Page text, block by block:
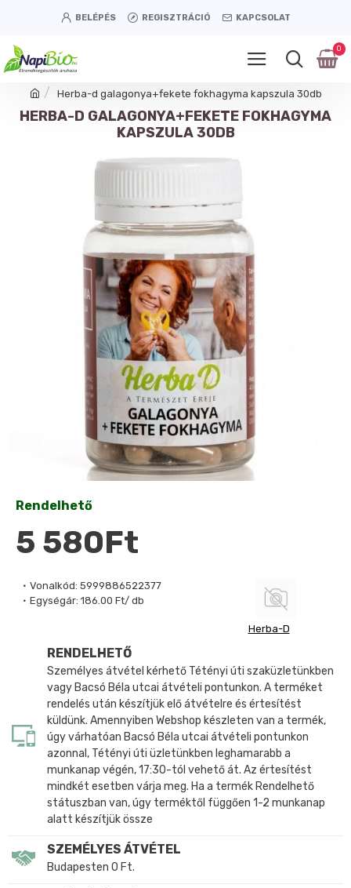
BELÉPÉS REGISZTRÁCIÓ KAPCSOLAT
0
Herba-d galagonya+fekete fokhagyma kapszula 30db
HERBA-D GALAGONYA+FEKETE FOKHAGYMA
KAPSZULA 30DB
Vonalkód: 5999886522377
Egységár: 186.00 Ft/ db
Herba-D
Rendelhető
5 580Ft
RENDELHETŐ
Személyes átvétel kérhető Tétényi úti szaküzletünkben
vagy Bacsó Béla utcai átvételi pontunkon. A terméket
rendelés után készítjük elő átvételre és értesítést
küldünk. Amennyiben Webshop készleten van a termék,
úgy várhatóan Bacsó Béla utcai átvételi pontunkon
azonnal, Tétényi úti üzletünkben leghamarabb a
munkanap végén, 17:30-tól vehető át. Az értesítést
mindkét esetben várja meg. Ha a termék Rendelhető
státuszban van, úgy terméktől függően 1-2 munkanap
alatt készítjük össze
SZEMÉLYES ÁTVÉTEL
Budapesten 0 Ft.